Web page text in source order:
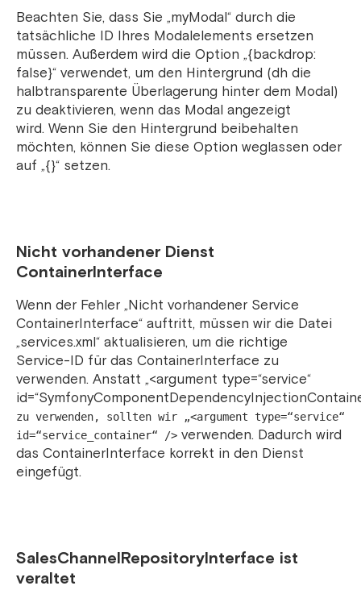
Beachten Sie, dass Sie „myModal“ durch die
tatsächliche ID Ihres Modalelements ersetzen
müssen. Außerdem wird die Option „{backdrop:
false}“ verwendet, um den Hintergrund (dh die
halbtransparente Überlagerung hinter dem Modal)
zu deaktivieren, wenn das Modal angezeigt
wird. Wenn Sie den Hintergrund beibehalten
möchten, können Sie diese Option weglassen oder
auf „{}“ setzen.
Nicht vorhandener Dienst
ContainerInterface
Wenn der Fehler „Nicht vorhandener Service
ContainerInterface“ auftritt, müssen wir die Datei
„services.xml“ aktualisieren, um die richtige
Service-ID für das ContainerInterface zu
verwenden. Anstatt „<argument type=“service“
zu verwenden, sollten wir „<argument type=“service“
id=“service_container“ /> verwenden. Dadurch wird
das ContainerInterface korrekt in den Dienst
eingefügt.
SalesChannelRepositoryInterface ist
veraltet